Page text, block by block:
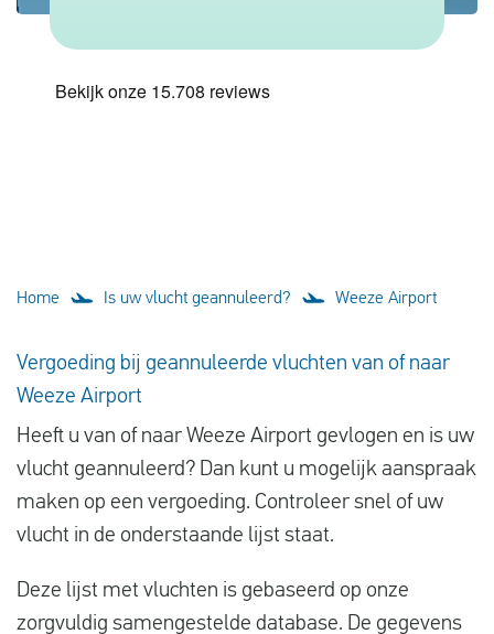
Gemaakte kosten
Vlucht gewijzigd
Home Is uw vlucht geannuleerd? Weeze Airport
Vergoeding bij geannuleerde vluchten van of naar
Weeze Airport
Heeft u van of naar Weeze Airport gevlogen en is uw
vlucht geannuleerd? Dan kunt u mogelijk aanspraak
maken op een vergoeding. Controleer snel of uw
vlucht in de onderstaande lijst staat.
Deze lijst met vluchten is gebaseerd op onze
zorgvuldig samengestelde database. De gegevens